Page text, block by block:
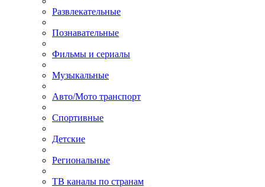
Развлекательные
Познавательные
Фильмы и сериалы
Музыкальные
Авто/Мото транспорт
Спортивные
Детские
Региональные
ТВ каналы по странам